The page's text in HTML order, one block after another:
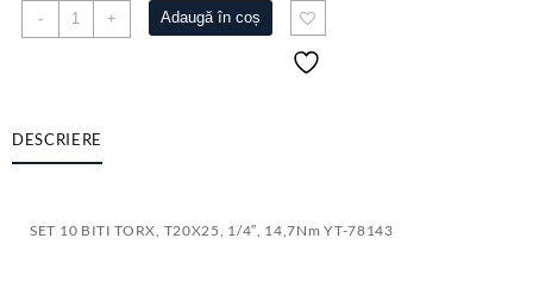
-
Cantitate
SET
T20X25,
1/4",
78143
+ Adaugă în coș
DESCRIERE
SET 10 BITI TORX, T20X25, 1/4″, 14,7Nm YT-78143